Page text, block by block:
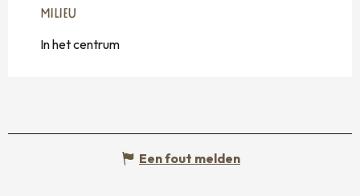
MILIEU
MILIEU
In het centrum
Een fout melden